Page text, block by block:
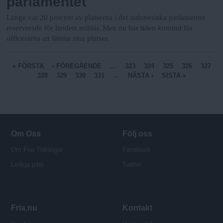
Länge var 20 procent av platserna i det indonesiska parlamentet
reserverade för landets militär. Men nu har tiden kommit för
officerarna att lämna sina platser.
S
« FÖRSTA ‹ FÖREGÅENDE … 323 324 325 326
327
328
329 330 331 … NÄSTA › SISTA »
Om Oss Följ oss
Fria.nu Kontakt